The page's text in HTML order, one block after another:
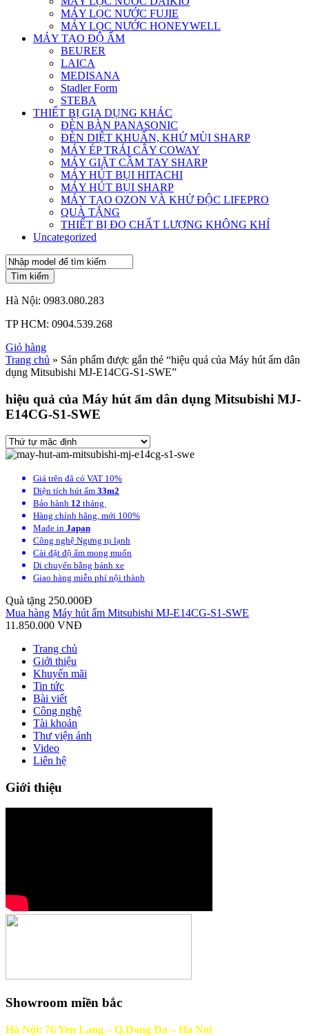
MÁY LỌC NƯỚC FUJIE
MÁY LỌC NƯỚC HONEYWELL
MÁY TẠO ĐỘ ẨM
BEURER
LAICA
MEDISANA
Stadler Form
STEBA
THIẾT BỊ GIA DỤNG KHÁC
ĐÈN BÀN PANASONIC
ĐÈN DIỆT KHUẨN, KHỬ MÙI SHARP
MÁY ÉP TRÁI CÂY COWAY
MÁY GIẶT CẦM TAY SHARP
MÁY HÚT BỤI HITACHI
MÁY HÚT BỤI SHARP
MÁY TẠO OZON VÀ KHỬ ĐỘC LIFEPRO
QUÀ TẶNG
THIẾT BỊ ĐO CHẤT LƯỢNG KHÔNG KHÍ
Uncategorized
Tìm kiếm
Hà Nội: 0983.080.283
TP HCM: 0904.539.268
Giỏ hàng
Trang chủ » Sản phẩm được gắn thẻ “hiệu quả của Máy hút ẩm dân
dụng Mitsubishi MJ-E14CG-S1-SWE”
hiệu quả của Máy hút ẩm dân dụng Mitsubishi MJ-
E14CG-S1-SWE
Giá trên đã có VAT 10%
Diện tích hút ẩm 33m2
Bảo hành 12 tháng
Hàng chính hãng, mới 100%
Made in Japan
Công nghệ Ngưng tụ lạnh
Cài đặt độ ẩm mong muốn
Di chuyển bằng bánh xe
Giao hàng miễn phí nội thành
Quà tặng 250.000Đ
Mua hàng Máy hút ẩm Mitsubishi MJ-E14CG-S1-SWE
11.850.000 VNĐ
Trang chủ
Giới thiệu
Khuyến mãi
Tin tức
Bài viết
Công nghệ
Tài khoản
Thư viện ảnh
Video
Liên hệ
Giới thiệu
Showroom miền bắc
Hà Nội: 76 Yen Lang – Q.Dong Da – Ha Noi